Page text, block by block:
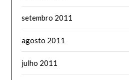
setembro 2011
agosto 2011
julho 2011